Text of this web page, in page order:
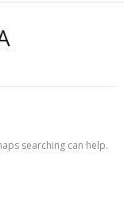
searching can help.